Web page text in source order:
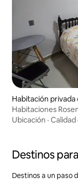
Habitación privada
Habitaciones
Ubicación ·
Destinos
Destinos a un paso